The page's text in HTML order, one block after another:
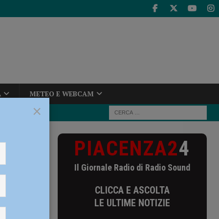
METEO E WEBCAM
in scena
PIACENZA24
Il Giornale Radio di Radio Sound
CLICCA E ASCOLTA
LE ULTIME NOTIZIE
×